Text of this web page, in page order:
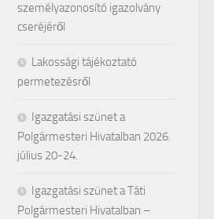
személyazonosító igazolvány
cseréjéről
Lakossági tájékoztató
permetezésről
Igazgatási szünet a
Polgármesteri Hivatalban 2026.
július 20-24.
Igazgatási szünet a Táti
Polgármesteri Hivatalban –